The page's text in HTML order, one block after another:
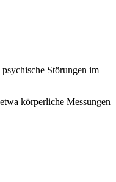
Störungen im
körperliche Messungen